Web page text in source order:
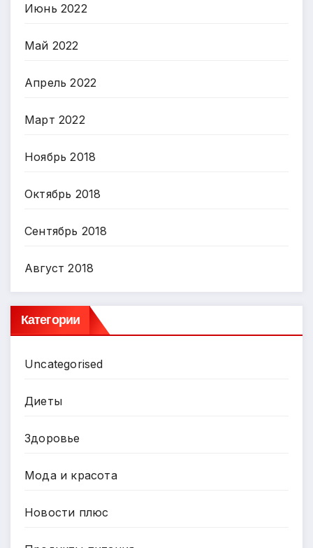
Июнь 2022
Май 2022
Апрель 2022
Март 2022
Ноябрь 2018
Октябрь 2018
Сентябрь 2018
Август 2018
Категории
Uncategorised
Диеты
Здоровье
Мода и красота
Новости плюс